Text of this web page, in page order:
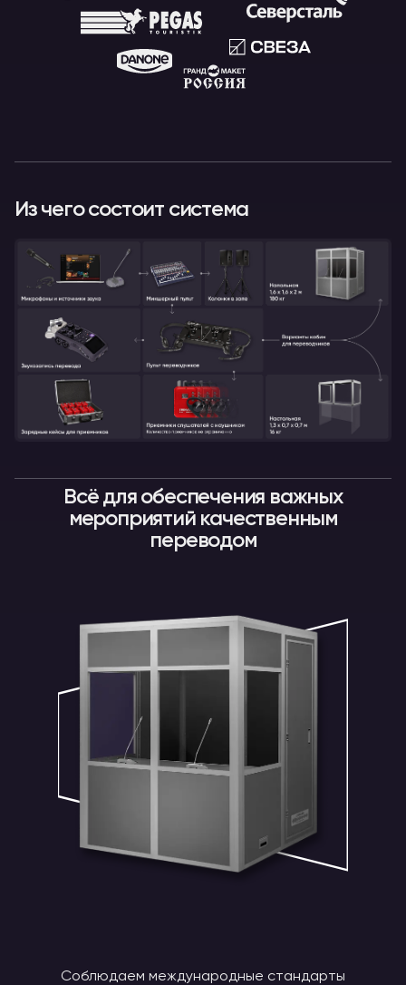
Из чего состоит система
Всё для обеспечения важных
мероприятий качественным
переводом
Соблюдаем международные стандарты